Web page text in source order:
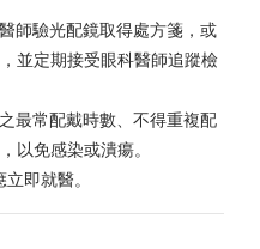
師驗光配鏡取得處方箋，或
並定期接受眼科醫師追蹤檢
最常配戴時數、不得重複配
以免感染或潰瘍。
即就醫。